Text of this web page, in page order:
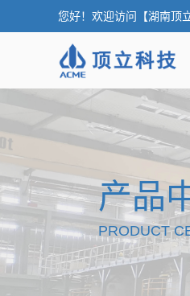
您好！欢迎访问【湖南顶
产品
PRODUCT